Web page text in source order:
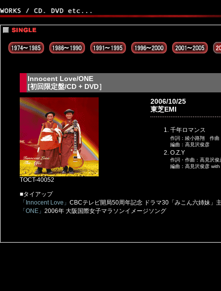
Innocent Love/ONE
[初回限定盤/CD + DVD］
TOCT-40052
2006/10/25
東芝EMI
千年ロマンス
作詞：綾小路翔 作曲
編曲：高見沢俊彦
O.Z.Y
作詞・作曲：高見沢俊
編曲：高見沢俊彦
■タイアップ
「Innocent Love」 CBCテレビ開局50周年記念 ドラマ30「みこん六姉妹」
「ONE」 2006年 大阪国際女子マラソンイメージソング